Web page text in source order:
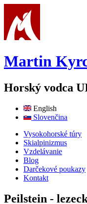
Skočiť na hlavný obsah
Martin
Horský vodca
English
Slovenčina
Vysokohorské túry
Skialpinizmus
Vzdelávanie
Blog
Darčekové poukazy
Kontakt
Peilstein -